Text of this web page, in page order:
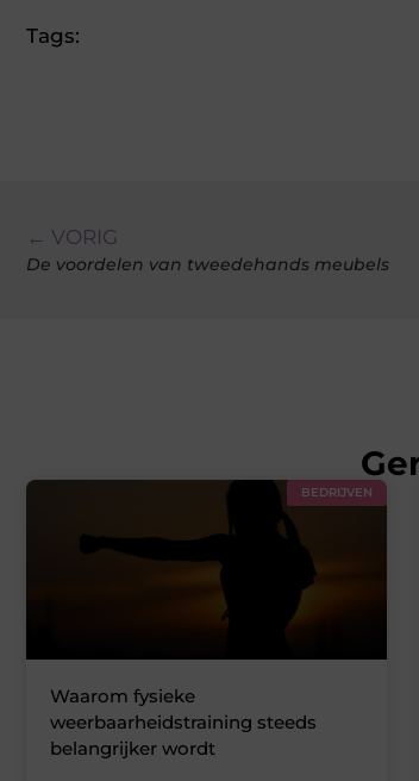
Tags:
← VORIG
De voordelen van tweedehands meubels
BEDRIJVEN
Waarom fysieke
weerbaarheidstraining steeds
belangrijker wordt